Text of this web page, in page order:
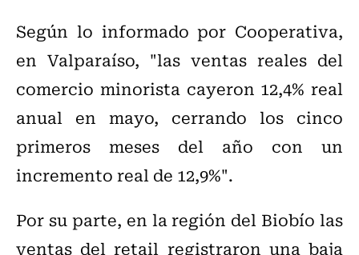
Según lo informado por Cooperativa,
en Valparaíso, "las ventas reales del
comercio minorista cayeron 12,4% real
anual en mayo, cerrando los cinco
primeros meses del año con un
incremento real de 12,9%".
Por su parte, en la región del Biobío las
ventas del retail registraron una baja